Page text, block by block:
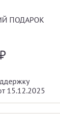
ПОДАРОК
15.12.2025